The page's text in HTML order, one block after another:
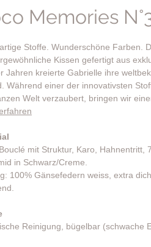
Memories
Stoffe. Wunderschöne Farben.
Kissen gefertigt aus
Jahren kreierte Gabrielle ihre
Während einer der innovativsten
Welt verzaubert, bringen wir
mit Struktur, Karo, Hahnentritt,
in Schwarz/Creme.
100% Gänsefedern weiss, extra
Reinigung, bügelbar (schwache